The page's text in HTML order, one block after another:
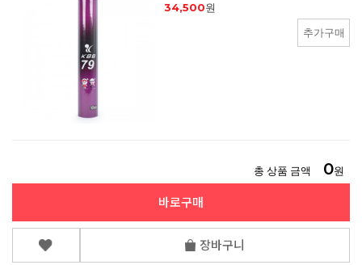
34,500원
추가구매
총 상품 금액 0원
바로구매
장바구니